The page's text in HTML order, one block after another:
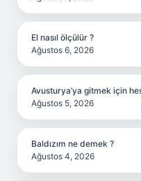
El nasıl ölçülür ?
Ağustos 6, 2026
Avusturya’ya gitmek için
Ağustos 5, 2026
Baldızım ne demek ?
Ağustos 4, 2026